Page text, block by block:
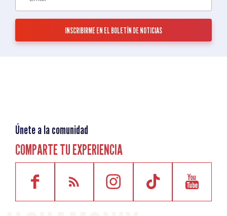
Únete a la comunidad
COMPARTE TU EXPERIENCIA